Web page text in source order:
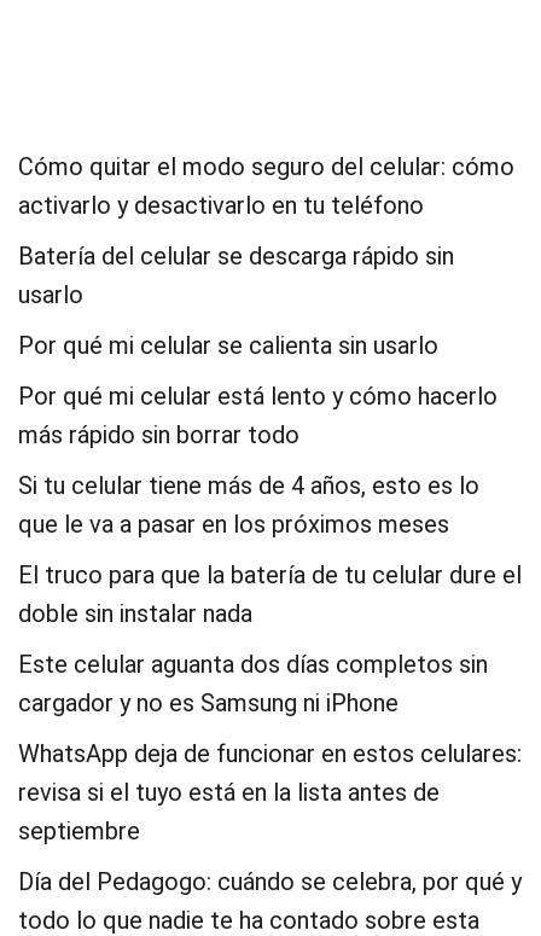
Cómo quitar el modo seguro del celular: cómo
activarlo y desactivarlo en tu teléfono
Batería del celular se descarga rápido sin
usarlo
Por qué mi celular se calienta sin usarlo
Por qué mi celular está lento y cómo hacerlo
más rápido sin borrar todo
Si tu celular tiene más de 4 años, esto es lo
que le va a pasar en los próximos meses
El truco para que la batería de tu celular dure el
doble sin instalar nada
Este celular aguanta dos días completos sin
cargador y no es Samsung ni iPhone
WhatsApp deja de funcionar en estos celulares:
revisa si el tuyo está en la lista antes de
septiembre
Día del Pedagogo: cuándo se celebra, por qué y
todo lo que nadie te ha contado sobre esta